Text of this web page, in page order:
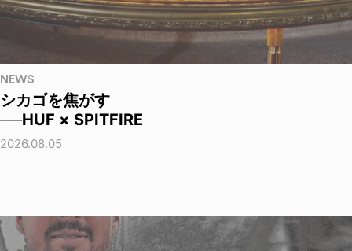
NEWS
シカゴを焦がす
──HUF × SPITFIRE
2026.08.05